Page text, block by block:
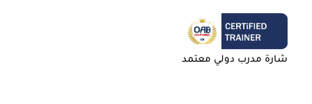
شارة مدرب دولي معتمد